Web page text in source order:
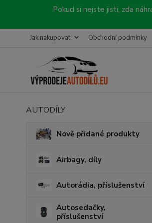
Pokud si nejste jisti, zda
Jak nakupovat Obchodní podmínky
AUTODÍLY
Nově přidané produkty
Airbagy, díly
Autorádia, příslušenství
Autosedačky,
příslušenství